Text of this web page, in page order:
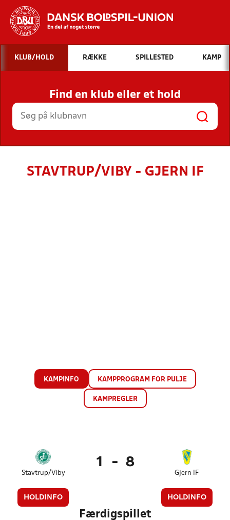
Hvad vil du søge efter?
INDHOLD OG NYHEDER
STILLINGER, RESULTATER, KLUBBER OG
HOLD
KLUB/HOLD RÆKKE SPILLESTED KAMP
Find en klub eller et hold
STAVTRUP/VIBY - GJERN IF
KAMPINFO KAMPPROGRAM FOR PULJE
KAMPREGLER
Stavtrup/Viby
HOLDINFO
1 - 8
Gjern IF
HOLDINFO
Færdigspillet